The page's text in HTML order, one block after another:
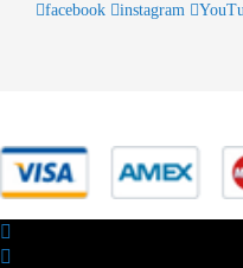
facebook instagram